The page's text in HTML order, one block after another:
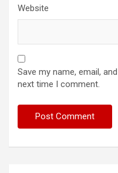
Website
Save my name, email,
next time I comment.